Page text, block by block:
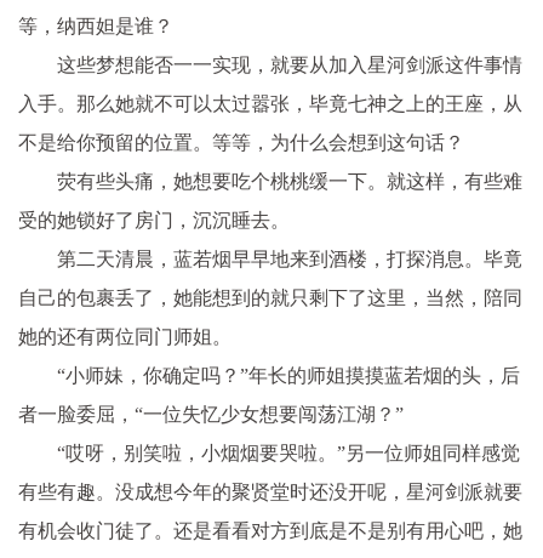
等，纳西妲是谁？
这些梦想能否一一实现，就要从加入星河剑派这件事情
入手。那么她就不可以太过嚣张，毕竟七神之上的王座，从
不是给你预留的位置。等等，为什么会想到这句话？
荧有些头痛，她想要吃个桃桃缓一下。就这样，有些难
受的她锁好了房门，沉沉睡去。
第二天清晨，蓝若烟早早地来到酒楼，打探消息。毕竟
自己的包裹丢了，她能想到的就只剩下了这里，当然，陪同
她的还有两位同门师姐。
“小师妹，你确定吗？”年长的师姐摸摸蓝若烟的头，后
者一脸委屈，“一位失忆少女想要闯荡江湖？”
“哎呀，别笑啦，小烟烟要哭啦。”另一位师姐同样感觉
有些有趣。没成想今年的聚贤堂时还没开呢，星河剑派就要
有机会收门徒了。还是看看对方到底是不是别有用心吧，她